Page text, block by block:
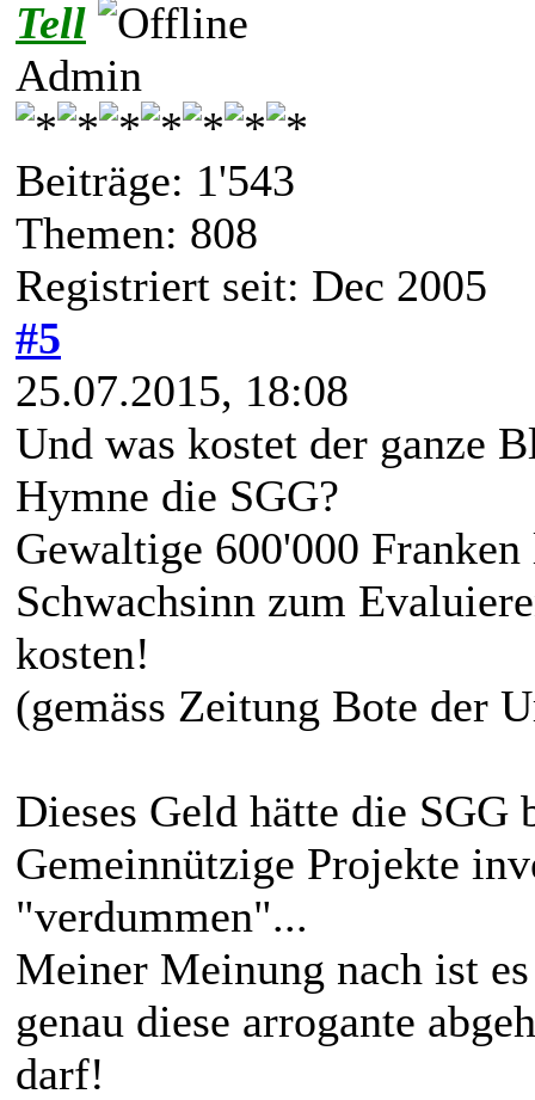
Tell
Admin
Beiträge: 1'543
Themen: 808
Registriert seit: Dec 2005
#5
25.07.2015, 18:08
Und was kostet der ganze
Hymne die SGG?
Gewaltige 600'000
Schwachsinn zum
kosten!
(gemäss Zeitung Bote der
Dieses Geld hätte die
Gemeinnützige Projekte
"verdummen"...
Meiner Meinung nach ist es
genau diese arrogante
darf!